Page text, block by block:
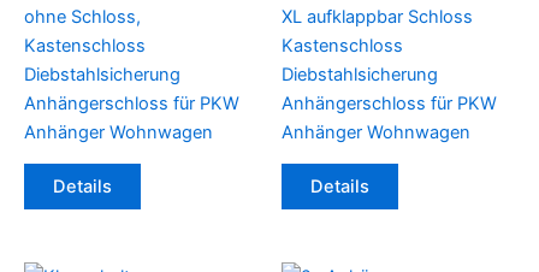
ohne Schloss,
Kastenschloss
Diebstahlsicherung
Anhängerschloss für PKW
Anhänger Wohnwagen
Details
XL aufklappbar Schloss
Kastenschloss
Diebstahlsicherung
Anhängerschloss für PKW
Anhänger Wohnwagen
Details